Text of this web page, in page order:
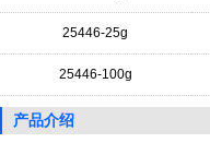
25446-25g
25446-100g
产品介绍